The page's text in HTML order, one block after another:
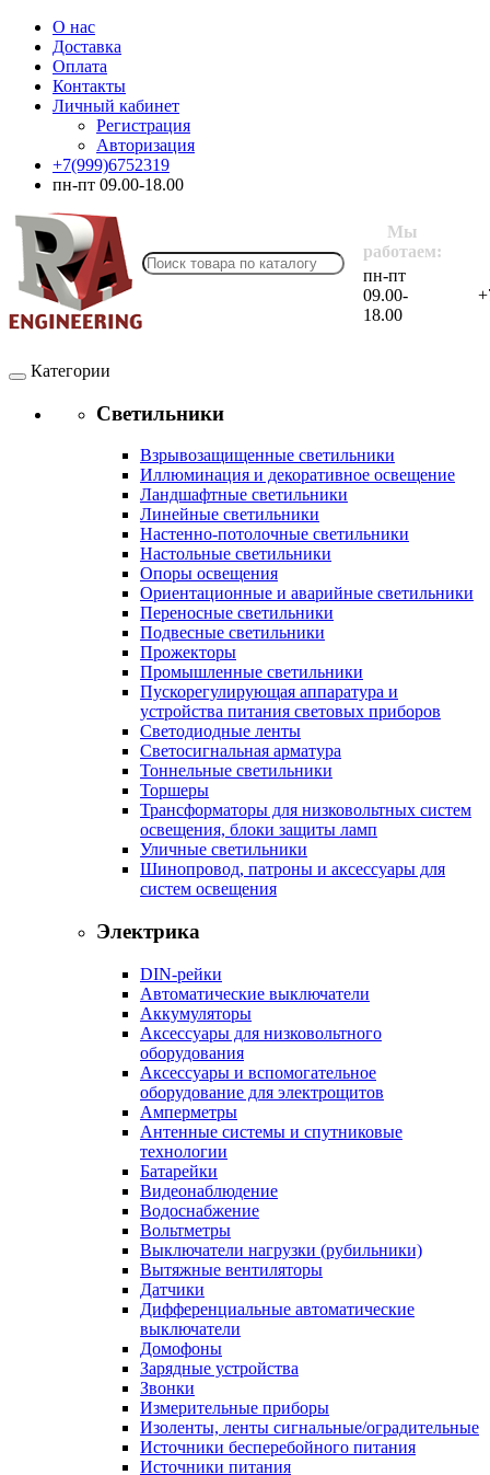
О нас
Доставка
Оплата
Контакты
Личный кабинет
Регистрация
Авторизация
+7(999)6752319
пн-пт 09.00-18.00
Мы
работаем:
пн-пт
09.00-
18.00
Категории
Светильники
Взрывозащищенные светильники
Иллюминация и декоративное освещение
Ландшафтные светильники
Линейные светильники
Настенно-потолочные светильники
Настольные светильники
Опоры освещения
Ориентационные и аварийные светильники
Переносные светильники
Подвесные светильники
Прожекторы
Промышленные светильники
Пускорегулирующая аппаратура и
устройства питания световых приборов
Светодиодные ленты
Светосигнальная арматура
Тоннельные светильники
Торшеры
Трансформаторы для низковольтных систем
освещения, блоки защиты ламп
Уличные светильники
Шинопровод, патроны и аксессуары для
систем освещения
Электрика
DIN-рейки
Автоматические выключатели
Аккумуляторы
Аксессуары для низковольтного
оборудования
Аксессуары и вспомогательное
оборудование для электрощитов
Амперметры
Антенные системы и спутниковые
технологии
Батарейки
Видеонаблюдение
Водоснабжение
Вольтметры
Выключатели нагрузки (рубильники)
Вытяжные вентиляторы
Датчики
Дифференциальные автоматические
выключатели
Домофоны
Зарядные устройства
Звонки
Измерительные приборы
Изоленты, ленты сигнальные/оградительные
Источники бесперебойного питания
Источники питания